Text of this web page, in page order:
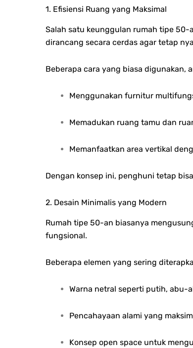
1. Efisiensi Ruang yang Maksimal
Salah satu keunggulan rumah tipe
dirancang secara cerdas agar tetap
Beberapa cara yang biasa digunakan,
Menggunakan furnitur
Memadukan ruang tamu dan
Memanfaatkan area vertikal
Dengan konsep ini, penghuni tetap
2. Desain Minimalis yang Modern
Rumah tipe 50-an biasanya
fungsional.
Beberapa elemen yang sering
Warna netral seperti putih, abu-
Pencahayaan alami yang
Konsep open space untuk